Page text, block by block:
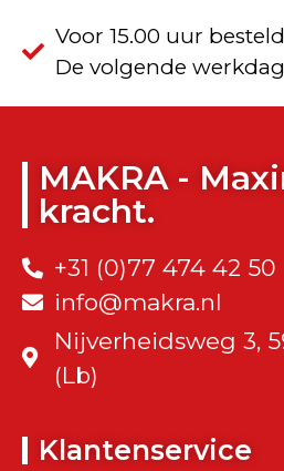
Voor 15.00 uur
De volgende
MAKRA -
kracht.
+31 (0)77 474 42 50
info@makra.nl
Nijverheidsweg 3,
(Lb)
Klantenservice